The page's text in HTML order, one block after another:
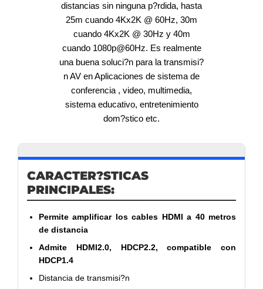
distancias sin ninguna p?rdida, hasta
25m cuando 4Kx2K @ 60Hz, 30m
cuando 4Kx2K @ 30Hz y 40m
cuando 1080p@60Hz. Es realmente
una buena soluci?n para la transmisi?
n AV en Aplicaciones de sistema de
conferencia , video, multimedia,
sistema educativo, entretenimiento
dom?stico etc.
CARACTER?STICAS
PRINCIPALES:
Permite amplificar los cables HDMI a 40 metros
de distancia
Admite HDMI2.0, HDCP2.2, compatible con
HDCP1.4
Distancia de transmisi?n